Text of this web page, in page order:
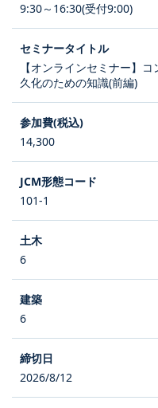
9:30～16:30(受付9:00)
【オンラインセミナー】
久化のための知識(前編)
14,300
101-1
6
6
2026/8/12